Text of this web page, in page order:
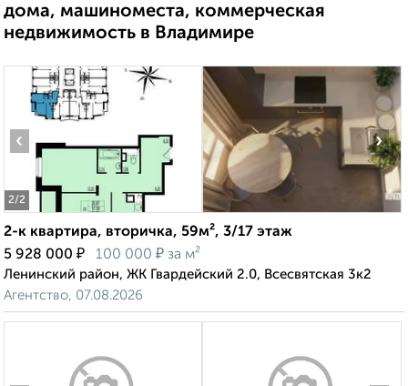
дома, машиноместа, коммерческая
недвижимость в Владимире
2/2
‹ ›
2-к квартира, вторичка, 59м², 3/17 этаж
5 928 000 ₽ 100 000 ₽ за м²
Ленинский район, ЖК Гвардейский 2.0, Всесвятская 3к2
Агентство, 07.08.2026